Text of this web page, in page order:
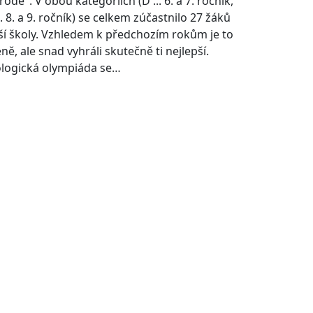
8. a 9. ročník) se celkem zúčastnilo 27 žáků
školy. Vzhledem k předchozím rokům je to
ale snad vyhráli skutečně ti nejlepší.
olympiáda se…